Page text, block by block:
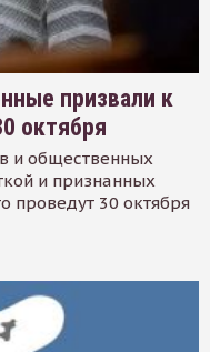
призвали к
октября
и общественных
и признанных
проведут 30 октября